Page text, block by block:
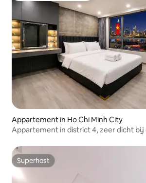
Appartement in Ho Chi Minh City
Appartement in district 4, zeer dicht bij
Superhost
Superhost